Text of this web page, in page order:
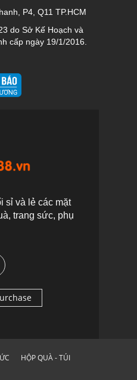
P4, Q11 TP.HCM
do Sở Kế Hoạch và
cấp ngày 19/1/2016.
sỉ và lẻ các mặt
trang sức, phụ
HỘP QUÀ - TÚI